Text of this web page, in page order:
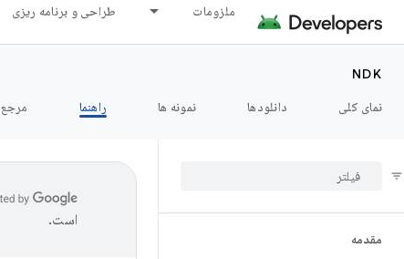
ملزومات طراحی و برنامه ریزی
NDK
نمای کلی
دانلودها نمونه ها راهنما مرجع
مقدمه
است.